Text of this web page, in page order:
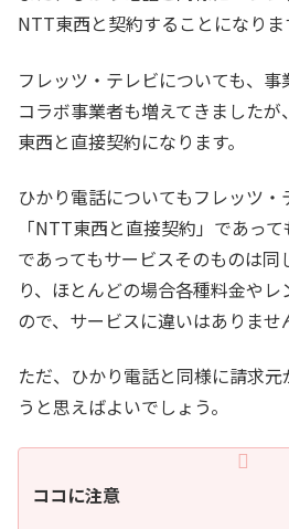
NTT東西と契約することになりま
フレッツ・テレビについても、
コラボ事業者も増えてきました
東西と直接契約になります。
ひかり電話についてもフレッツ・
「NTT東西と直接契約」であっ
であってもサービスそのものは
り、ほとんどの場合各種料金や
ので、サービスに違いはありませ
ただ、ひかり電話と同様に請求
うと思えばよいでしょう。
ココに注意